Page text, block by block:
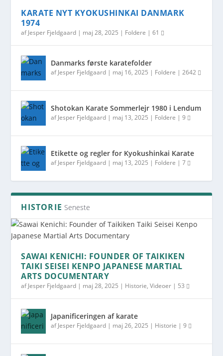
KARATE NYT KYOKUSHINKAI DANMARK
1974
afJesper Fjeldgaard | maj 28, 2025 | Foldere |61
Danmarks første karatefolder
afJesper Fjeldgaard | maj 16, 2025 | Foldere |2642
Shotokan Karate Sommerlejr 1980 i Lendum
afJesper Fjeldgaard | maj 13, 2025 | Foldere |9
Etikette og regler for Kyokushinkai Karate
afJesper Fjeldgaard | maj 13, 2025 | Foldere |7
HISTORIE Seneste
SAWAI KENICHI: FOUNDER OF TAIKIKEN
TAIKI SEISEI KENPO JAPANESE MARTIAL
ARTS DOCUMENTARY
afJesper Fjeldgaard | maj 28, 2025 | Historie,Videoer | 53
Japanificeringen af karate
afJesper Fjeldgaard | maj 26, 2025 | Historie |9